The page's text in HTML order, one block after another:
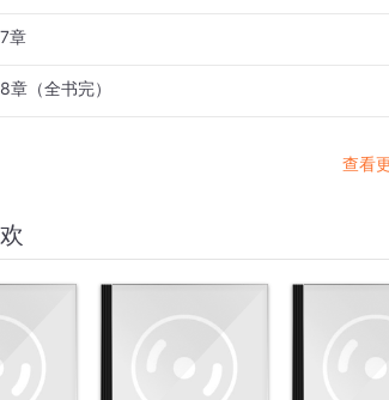
章
章（全书完）
查看